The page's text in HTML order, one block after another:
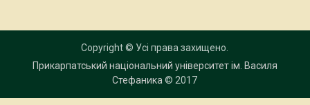
Copyright © Усі права захищено.
Прикарпатський національний університет ім. Василя
Стефаника © 2017